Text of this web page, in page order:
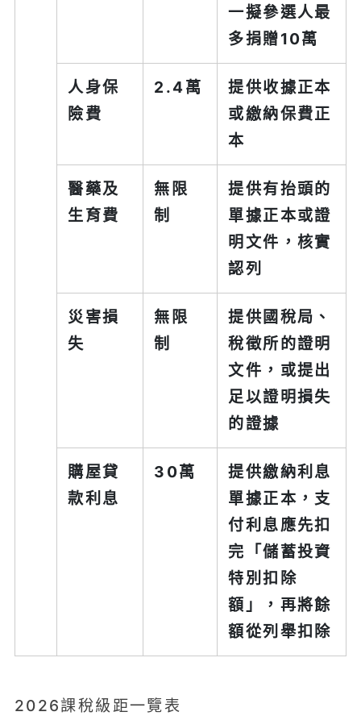
一擬參選人最
多捐贈10萬
人身保
險費
2.4萬
提供收據正本
或繳納保費正
本
醫藥及
生育費
無限
制
提供有抬頭的
單據正本或證
明文件，核實
認列
災害損
失
無限
制
提供國稅局、
稅徵所的證明
文件，或提出
足以證明損失
的證據
購屋貸
款利息
30萬
提供繳納利息
單據正本，支
付利息應先扣
完「儲蓄投資
特別扣除
額」，再將餘
額從列舉扣除
2026課稅級距一覽表